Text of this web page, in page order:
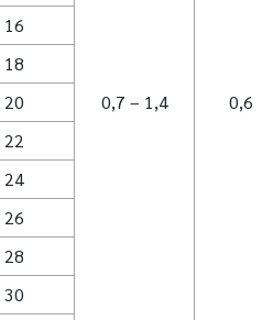
0,7 – 1,4 0,6
16
18
20
22
24
26
28
30